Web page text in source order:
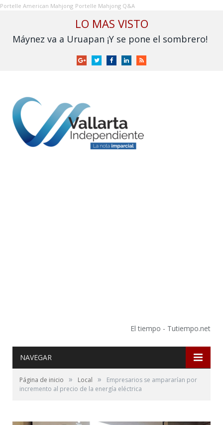
Portelle American Mahjong Portelle Mahjong Q&A
LO MAS VISTO
Máynez va a Uruapan ¡Y se pone el sombrero!
GoogleTwitterFacebookLinkedInRSS
El tiempo - Tutiempo.net
NAVEGAR
Página de inicio » Local »
Empresarios se ampararían por
incremento al precio de la energía eléctrica